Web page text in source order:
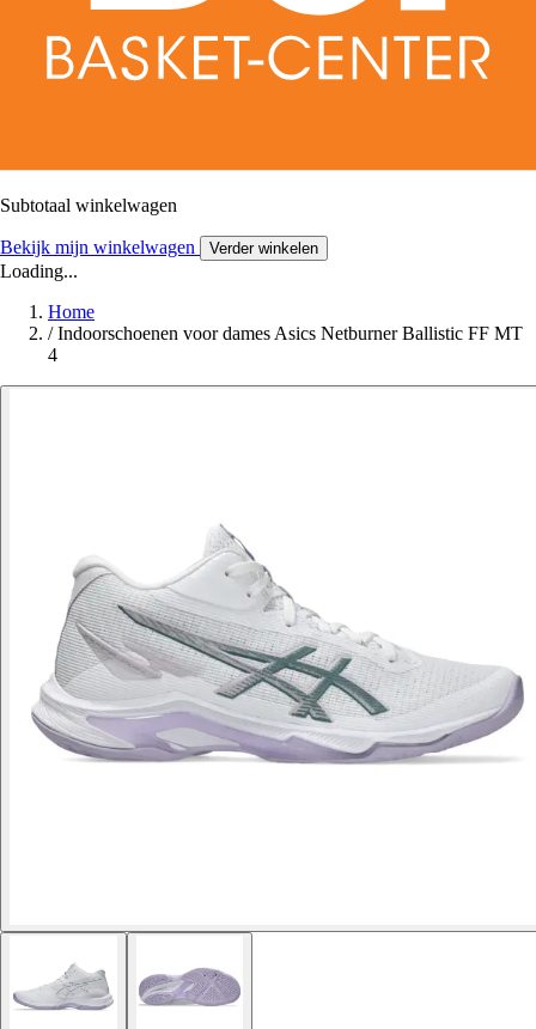
Subtotaal winkelwagen
Bekijk mijn winkelwagen Verder winkelen
Loading...
Home
/ Indoorschoenen voor dames Asics Netburner Ballistic FF MT
4